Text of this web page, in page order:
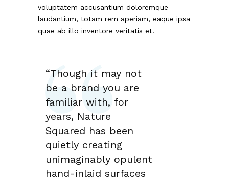
voluptatem accusantium doloremque
laudantium, totam rem aperiam, eaque ipsa
quae ab illo inventore veritatis et.
“Though it may not
be a brand you are
familiar with, for
years, Nature
Squared has been
quietly creating
unimaginably opulent
hand-inlaid surfaces